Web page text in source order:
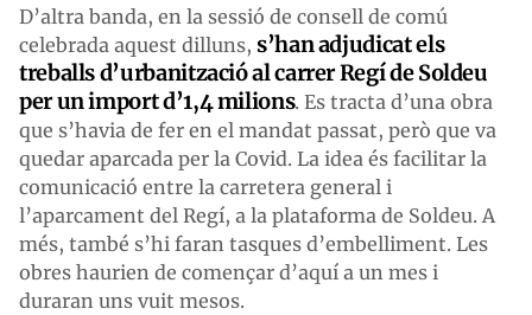
D’altra banda, en la sessió de consell de comú
celebrada aquest dilluns, s’han adjudicat els
treballs d’urbanització al carrer Regí de Soldeu
per un import d’1,4 milions. Es tracta d’una obra
que s’havia de fer en el mandat passat, però que va
quedar aparcada per la Covid. La idea és facilitar la
comunicació entre la carretera general i
l’aparcament del Regí, a la plataforma de Soldeu. A
més, també s’hi faran tasques d’embelliment. Les
obres haurien de començar d’aquí a un mes i
duraran uns vuit mesos.